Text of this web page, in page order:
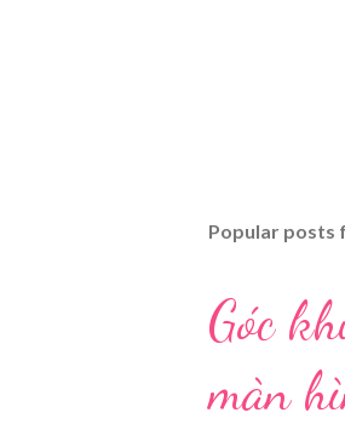
Popular posts
Góc
màn